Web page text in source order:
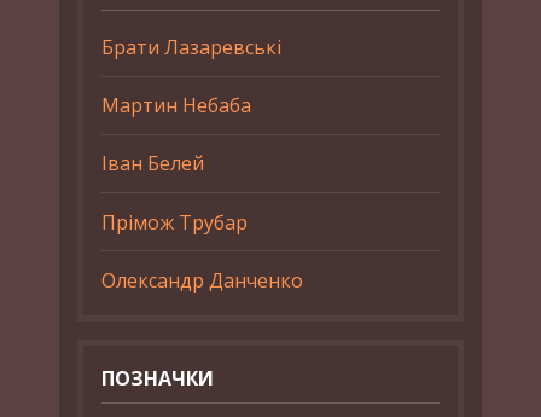
Брати Лазаревські
Мартин Небаба
Іван Белей
Прімож Трубар
Олександр Данченко
ПОЗНАЧКИ